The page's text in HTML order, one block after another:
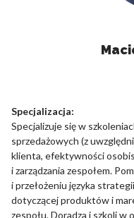
Specjalizacja:
Specjalizuje się w
sprzedażowych (z
klienta, efektywności
i zarządzania zespołem.
i przełożeniu języka
dotyczącej produktów i
zespołu. Doradza i szkoli w
żadnych danych
którym znajduje się
Statystyka
Statystyczne pliki cookie
internetowych
zachowują się na stronie,